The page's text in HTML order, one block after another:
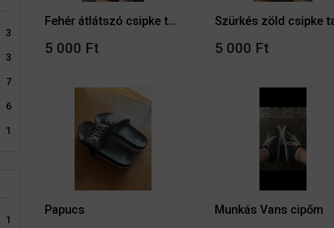
3
3
7
6
1
1
Fehér átlátszó csipke tangám
5 000 Ft 5 000 Ft
Papucs Munkás Vans cipőm